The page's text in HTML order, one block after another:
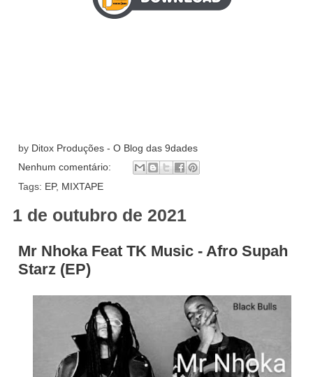
by Ditox Produções - O Blog das 9dades
Nenhum comentário:
Tags: EP, MIXTAPE
1 de outubro de 2021
Mr Nhoka Feat TK Music - Afro Supah
Starz (EP)